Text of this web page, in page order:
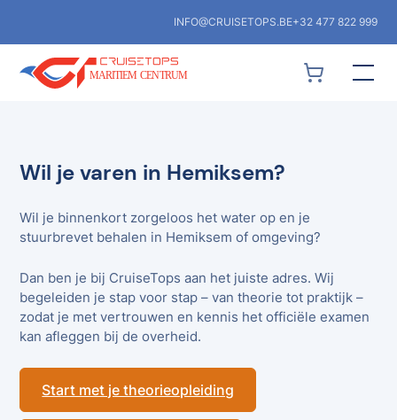
INFO@CRUISETOPS.BE+32 477 822 999
Wil je varen in Hemiksem?
Wil je binnenkort zorgeloos het water op en je
stuurbrevet behalen in Hemiksem of omgeving?
Dan ben je bij CruiseTops aan het juiste adres. Wij
begeleiden je stap voor stap – van theorie tot praktijk –
zodat je met vertrouwen en kennis het officiële examen
kan afleggen bij de overheid.
Start met je theorieopleiding